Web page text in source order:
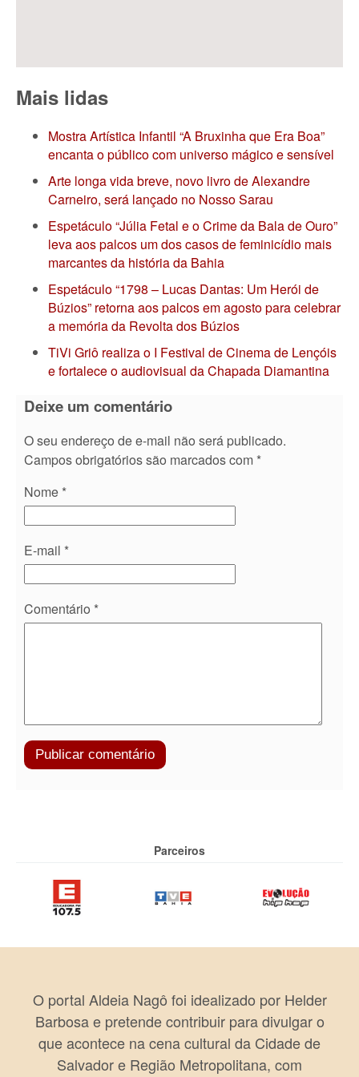
Mais lidas
Mostra Artística Infantil “A Bruxinha que Era Boa”
encanta o público com universo mágico e sensível
Arte longa vida breve, novo livro de Alexandre
Carneiro, será lançado no Nosso Sarau
Espetáculo “Júlia Fetal e o Crime da Bala de Ouro”
leva aos palcos um dos casos de feminicídio mais
marcantes da história da Bahia
Espetáculo “1798 – Lucas Dantas: Um Herói de
Búzios” retorna aos palcos em agosto para celebrar
a memória da Revolta dos Búzios
TiVi Griô realiza o I Festival de Cinema de Lençóis
e fortalece o audiovisual da Chapada Diamantina
Deixe um comentário
O seu endereço de e-mail não será publicado.
Campos obrigatórios são marcados com *
Nome *
E-mail *
Comentário *
Parceiros
O portal Aldeia Nagô foi idealizado por Helder
Barbosa e pretende contribuir para divulgar o
que acontece na cena cultural da Cidade de
Salvador e Região Metropolitana, com